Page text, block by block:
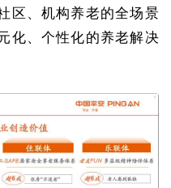
区、机构养老的全场景
化、个性化的养老解决